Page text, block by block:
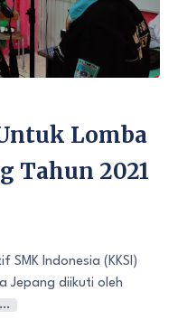
Lomba
Tahun 2021
SMK Indonesia (KKSI)
Jepang diikuti oleh
…